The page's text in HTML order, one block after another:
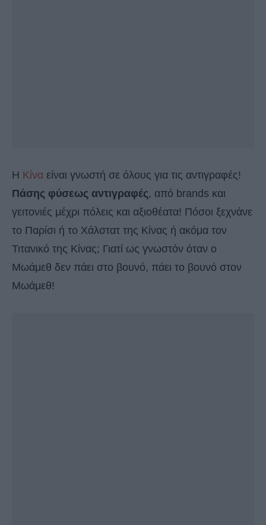
Η Κίνα είναι γνωστή σε όλους για τις αντιγραφές!
Πάσης φύσεως αντιγραφές, από brands και
γειτονιές μέχρι πόλεις και αξιοθέατα! Πόσοι ξεχνάνε
το Παρίσι ή το Χάλστατ της Κίνας ή ακόμα τον
Τιτανικό της Κίνας; Γιατί ως γνωστόν όταν ο
Μωάμεθ δεν πάει στο βουνό, πάει το βουνό στον
Μωάμεθ!